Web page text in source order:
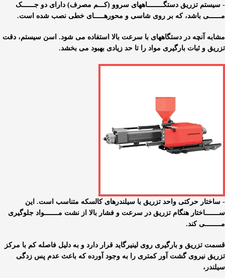
- سیستم تزریق دستگــــــــاههای سروو (کـــم مصرف) دارای دو جــــــک
مــــــی باشد، که بر روی شاسی و محورهـــــای خطی نصب شده است.
مشابه آنچه در دستگاههای با سرعت بالا استفاده می شود. اسن سیستم، دقت
تزریق و ثبات بارگیری مواد را تا حد زیادی بهبود می بخشد.
- ساختار حرکتی واحد تزریق با سیلندرهای کالسکه متناسب است. این
ســـــــاختار هنگام تزریق در سرعت و فشار بالا از نشت مـــــــواد جلوگیری
مــــــــی کند.
قسمت تزریق و بارگیری روی لینیرگاید قرار دارد و به دلیل فاصله کم با مرکز
تزریق نیروی گشت آور کمتری را به وجود آورده که باعث عدم پس زدگی
سیلندر،